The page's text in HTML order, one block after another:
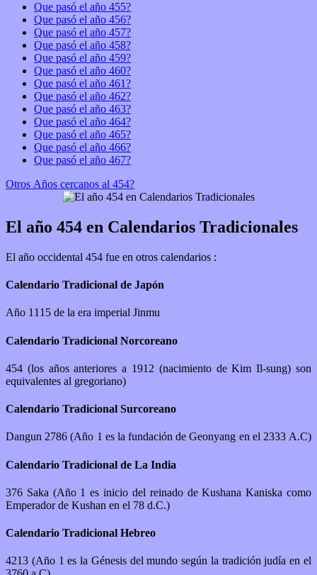
Que pasó el año 455?
Que pasó el año 456?
Que pasó el año 457?
Que pasó el año 458?
Que pasó el año 459?
Que pasó el año 460?
Que pasó el año 461?
Que pasó el año 462?
Que pasó el año 463?
Que pasó el año 464?
Que pasó el año 465?
Que pasó el año 466?
Que pasó el año 467?
Otros Años cercanos al 454?
El año 454 en Calendarios Tradicionales
El año occidental 454 fue en otros calendarios :
Calendario Tradicional de Japón
Año 1115 de la era imperial Jinmu
Calendario Tradicional Norcoreano
454 (los años anteriores a 1912 (nacimiento de Kim Il-sung) son
equivalentes al gregoriano)
Calendario Tradicional Surcoreano
Dangun 2786 (Año 1 es la fundación de Geonyang en el 2333 A.C)
Calendario Tradicional de La India
376 Saka (Año 1 es inicio del reinado de Kushana Kaniska como
Emperador de Kushan en el 78 d.C.)
Calendario Tradicional Hebreo
4213 (Año 1 es la Génesis del mundo según la tradición judía en el